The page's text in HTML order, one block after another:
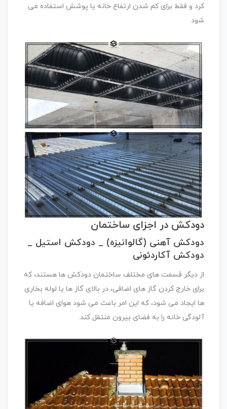
کرد و فقط برای کم شدن ارتفاع خانه یا پوشش استفاده می
شود
دودکش در اجزای ساختمان
دودکش آهنی (گالوانیزه) _ دودکش استیل _
دودکش آکاردئونی
از دیگر قسمت های مختلف ساختمان دودکش ها هستند، که
برای خارج کردن گاز های اضافی، در بالای گاز ها یا لوله بخاری
ها ایجاد می شود، که این امر باعث می شود هوای اضافه یا
آلودگی خانه را به فضای بیرون منتقل کند.